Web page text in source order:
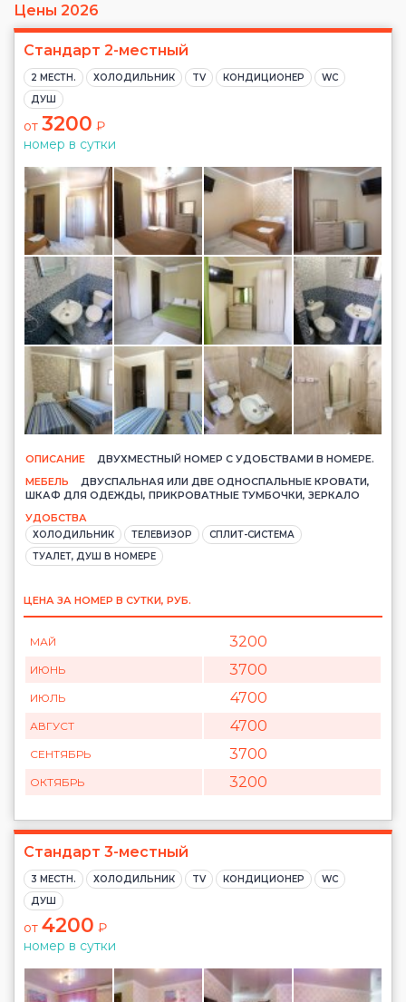
Цены 2026
Стандарт 2-местный
2 МЕСТН. ХОЛОДИЛЬНИК TV КОНДИЦИОНЕР
WC
ДУШ
от 3200 ₽
номер в сутки
ОПИСАНИЕ
ДВУХМЕСТНЫЙ НОМЕР С УДОБСТВАМИ В НОМЕРЕ.
МЕБЕЛЬ
ДВУСПАЛЬНАЯ ИЛИ ДВЕ ОДНОСПАЛЬНЫЕ КРОВАТИ,
ШКАФ ДЛЯ ОДЕЖДЫ, ПРИКРОВАТНЫЕ ТУМБОЧКИ, ЗЕРКАЛО
УДОБСТВА
ХОЛОДИЛЬНИК ТЕЛЕВИЗОР
СПЛИТ-СИСТЕМА
ТУАЛЕТ, ДУШ В НОМЕРЕ
ЦЕНА ЗА НОМЕР В СУТКИ, РУБ.
МАЙ 3200
ИЮНЬ 3700
ИЮЛЬ 4700
АВГУСТ 4700
СЕНТЯБРЬ 3700
ОКТЯБРЬ 3200
Стандарт 3-местный
3 МЕСТН. ХОЛОДИЛЬНИК TV КОНДИЦИОНЕР
WC
ДУШ
от 4200 ₽
номер в сутки